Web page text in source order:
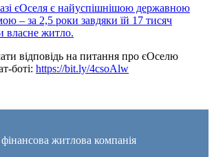
єОселя є найуспішнішою державною
– за 2,5 роки завдяки їй 17 тисяч
власне житло.
відповідь на питання про єОселю
боті: https://bit.ly/4csoAlw
житлова компанія